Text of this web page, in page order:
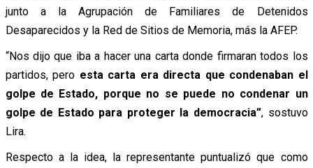
junto a la Agrupación de Familiares de Detenidos
Desaparecidos y la Red de Sitios de Memoria, más la AFEP.
“Nos dijo que iba a hacer una carta donde firmaran todos los
partidos, pero esta carta era directa que condenaban el
golpe de Estado, porque no se puede no condenar un
golpe de Estado para proteger la democracia”, sostuvo
Lira.
Respecto a la idea, la representante puntualizó que como